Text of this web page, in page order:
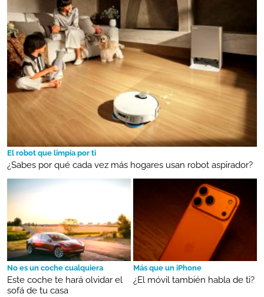
El robot que limpia por ti
¿Sabes por qué cada vez más hogares usan robot aspirador?
No es un coche cualquiera
Este coche te hará olvidar el
sofá de tu casa
Más que un iPhone
¿El móvil también habla de ti?